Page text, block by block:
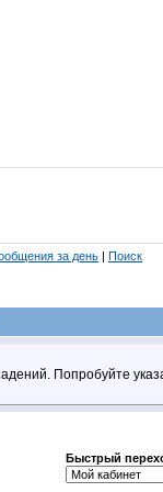
за день | Поиск
Попробуйте
Быстрый